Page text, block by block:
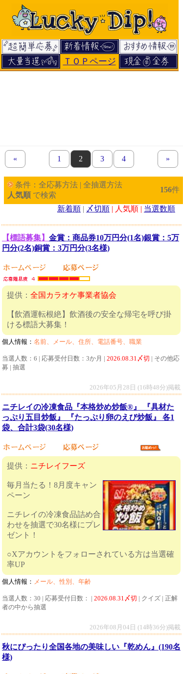
ＴＯＰページ
« previous set of pages
page
1 page
2 page
3 page
4 next
»
条件：全応募方法 | 全抽選方法
人気順 で検索
156件
新着順 | 〆切順 | 人気順 | 当選数順
【標語募集】 金賞：商品券10万円分(1名)銀賞：5万
円分(2名)銅賞：3万円分(3名様)
提供： 全国カラオケ事業者協会
【飲酒運転根絶】飲酒後の安全な帰宅を呼び掛
ける標語大募集！
個人情報： 名前、メール、住所、電話番号、職業
当選人数：6 | 応募受付日数：3か月 | 2026.08.31〆切 | その他応
募 | 抽選
2026年05月28日 (16時48分)掲載
ニチレイの冷凍食品『本格炒め炒飯®』 『具材た
っぷり五目炒飯』 『たっぷり卵のえび炒飯』 各1
袋、合計3袋(30名様)
提供： ニチレイフーズ
毎月当たる！8月度キャン
ペーン
ニチレイの冷凍食品詰め合
わせを抽選で30名様にプレ
ゼント！
○Xアカウントをフォローされている方は当選確
率UP
個人情報： メール、性別、年齢
当選人数：30 | 応募受付日数： | 2026.08.31〆切 | クイズ | 正解
者の中から抽選
2026年08月04日 (14時36分)掲載
秋にぴったり全国各地の美味しい『乾めん』(190名
様)